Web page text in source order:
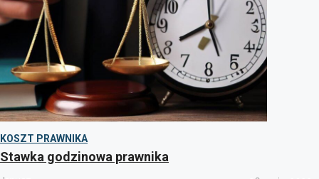
KOSZT PRAWNIKA
Stawka godzinowa prawnika